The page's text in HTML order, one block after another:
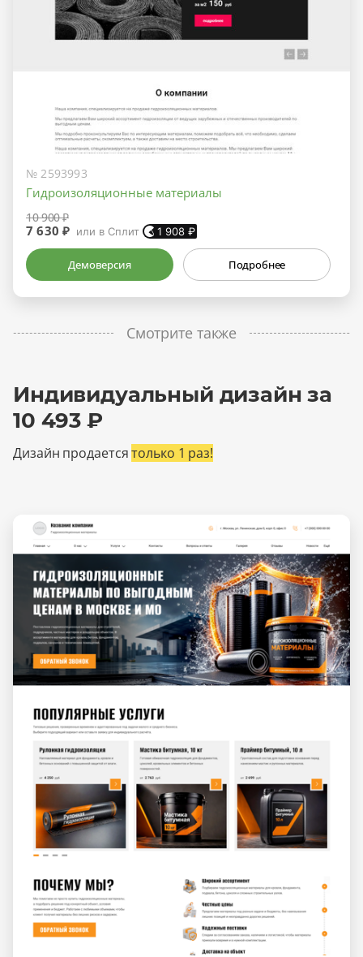
№ 2593993
Гидроизоляционные материалы
10 900 ₽
7 630 ₽ или в Сплит 1 908 ₽
Демоверсия Подробнее
Смотрите также
Индивидуальный дизайн за
10 493 ₽
Дизайн продаетсятолько 1 раз!